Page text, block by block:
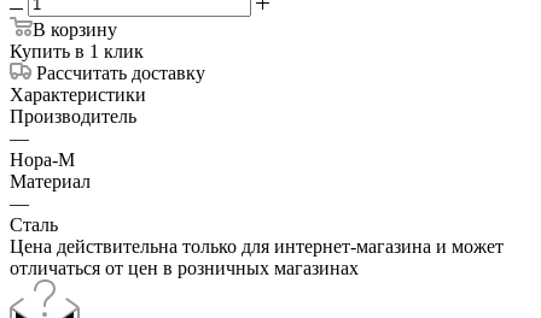
В корзину
Купить в 1 клик
Рассчитать доставку
Характеристики
Производитель
—
Нора-М
Материал
—
Сталь
Цена действительна только для интернет-магазина и может
отличаться от цен в розничных магазинах